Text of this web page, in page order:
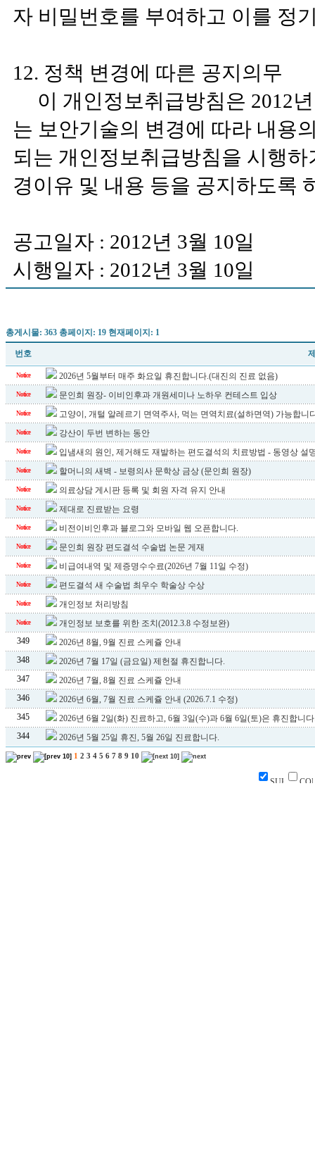
자 비밀번호를 부여하고 이를 정
12. 정책 변경에 따른 공지의무
이 개인정보취급방침은 2012
는 보안기술의 변경에 따라 내용
되는 개인정보취급방침을 시행
경이유 및 내용 등을 공지하도록
공고일자 : 2012년 3월 10일
시행일자 : 2012년 3월 10일
총게시물: 363 총페이지: 19 현재페이지: 1
번호
Notice 2026년 5월부터 매주 화요일 휴진합니다.(대진의 진료 없음)
Notice 문인희 원장- 이비인후과 개원세미나 노하우 컨테스트 입상
Notice 고양이, 개털 알레르기 면역주사, 먹는 면역치료(설하면역) 가능합니
Notice 강산이 두번 변하는 동안
Notice 입냄새의 원인, 제거해도 재발하는 편도결석의 치료방법 - 동영상 설
Notice 할머니의 새벽 - 보령의사 문학상 금상 (문인희 원장)
Notice 의료상담 게시판 등록 및 회원 자격 유지 안내
Notice 제대로 진료받는 요령
Notice 비전이비인후과 블로그와 모바일 웹 오픈합니다.
Notice 문인희 원장 편도결석 수술법 논문 게재
Notice 비급여내역 및 제증명수수료(2026년 7월 11일 수정)
Notice 편도결석 새 수술법 최우수 학술상 수상
Notice 개인정보 처리방침
Notice
개인정보 보호를 위한 조치(2012.3.8 수정보완)
349
2026년 8월, 9월 진료 스케쥴 안내
348
2026년 7월 17일 (금요일) 제헌절 휴진합니다.
347
2026년 7월, 8월 진료 스케쥴 안내
346
2026년 6월, 7월 진료 스케쥴 안내 (2026.7.1 수정)
345
2026년 6월 2일(화) 진료하고, 6월 3일(수)과 6월 6일(토)은 휴진합니
344
2026년 5월 25일 휴진, 5월 26일 진료합니다.
1 2 3 4 5 6 7 8 9 10